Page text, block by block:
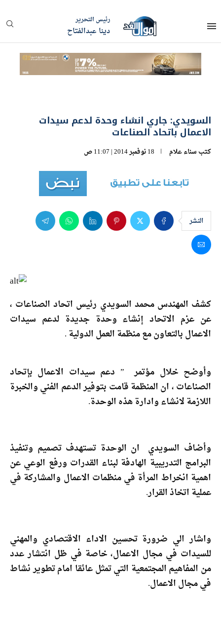
رئيس التحرير
دينا عبدالفتاح
السويدي: جاري انشاء وحدة لدعم سيدات
الاعمال باتحاد الصناعات
كتب سناء علام 18 نوفمبر 2014 | 11:07 ص
النشر
كشف المهندس محمد السويدي رئيس اتحاد الصناعات ،
عن عزم الاتحاد إنشاء وحدة جديدة لدعم سيدات
الاعمال بالتعاون مع منظمة العمل الدولية .
وأوضح خلال مؤتمر ” دعم سيدات الاعمال بإتحاد
الصناعات ، ان المنظمة قامت بتوفير الدعم الفني والخبرة
اللازمة لانشاء وادارة هذه الوحدة.
وأضاف السويدي ان الوحدة تستهدف تصميم وتنفيذ
البرامج التدريبية الهادفة لبناء القدرات ورفع الوعي عن
اهمية انخراط المرأة في منظمات الاعمال والمشاركة في
عملية اتخاذ القرار.
واشار الي ضرورة تحسين الاداء الاقتصادي والمهني
للسيدات في مجال الاعمال، خاصة في ظل انتشار عدد
من المفاهيم المجتمعية التي تمثل عائقا امام تطوير نشاط
في مجال الاعمال.